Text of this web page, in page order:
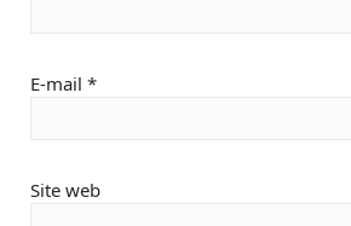
E-mail *
Site web